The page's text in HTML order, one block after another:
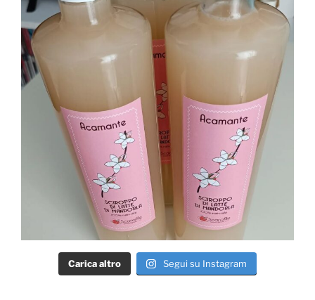
Carica altro Segui su Instagram